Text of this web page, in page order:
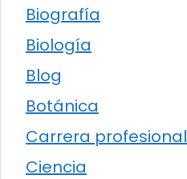
Biografía
Biología
Blog
Botánica
Carrera profesional
Ciencia